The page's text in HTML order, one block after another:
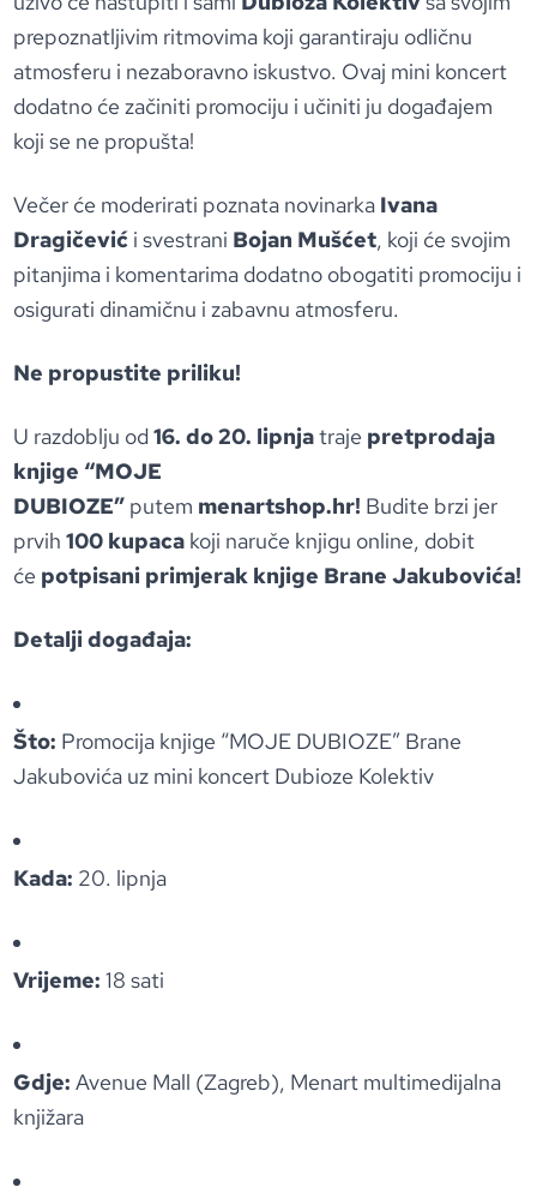
prepoznatljivim ritmovima koji garantiraju odličnu
atmosferu i nezaboravno iskustvo. Ovaj mini koncert
dodatno će začiniti promociju i učiniti ju događajem
koji se ne propušta!
Večer će moderirati poznata novinarka Ivana
Dragičević i svestrani Bojan Mušćet, koji će svojim
pitanjima i komentarima dodatno obogatiti promociju i
osigurati dinamičnu i zabavnu atmosferu.
Ne propustite priliku!
U razdoblju od16. do 20. lipnjatraje pretprodaja
knjige “MOJE
DUBIOZE” putem menartshop.hr! Budite brzi jer
prvih100 kupaca koji naruče knjigu online, dobit
će potpisani primjerak knjige Brane Jakubovića!
Detalji događaja:
Što: Promocija knjige “MOJE DUBIOZE” Brane
Jakubovića uz mini koncert Dubioze Kolektiv
Kada: 20. lipnja
Vrijeme: 18 sati
Gdje: Avenue Mall (Zagreb), Menart multimedijalna
knjižara